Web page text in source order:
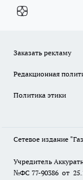
Заказать рекламу
Редакционная
Политика этики
Сетевое издание
Учредитель
№ФС 77-90386 от